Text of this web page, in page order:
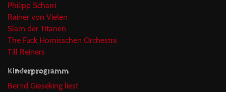
Philipp Scharri
Rainer von Vielen
Slam der Titanen
The Fuck Hornisschen Orchestra
Till Reiners
Kinderprogramm
Bernd Gieseking liest